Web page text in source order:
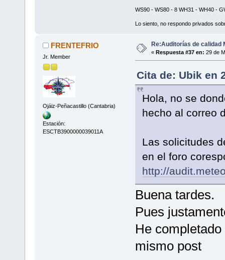
WS90 - WS80 - 8 WH31 - WH40 -
Lo siento, no respondo privados
FRENTEFRIO
Jr. Member
Ojáiz-Peñacastillo (Cantabria)
Estación:
ESCTB3900000039011A
Re:Auditorías de calidad
« Respuesta #37 en: 29 de
Cita de: Ubik en
Hola, no se
hecho al correo
Las solicitudes
en el foro
http://
Buena tardes.
Pues
He
mismo post